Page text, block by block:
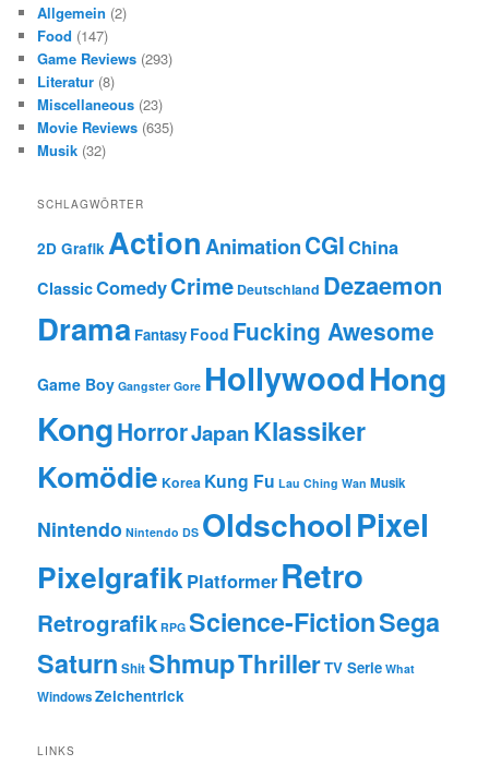
Allgemein (2)
Food (147)
Game Reviews (293)
Literatur (8)
Miscellaneous (23)
Movie Reviews (635)
Musik (32)
SCHLAGWÖRTER
2D GrafikActionAnimationCGIChina
ClassicComedyCrime Deutschland Dezaemon
Drama Fantasy Food Fucking Awesome
Game Boy Gangster Gore HollywoodHong
KongHorrorJapanKlassiker
Komödie Korea Kung Fu Lau Ching Wan Musik
Nintendo Nintendo DS OldschoolPixel
PixelgrafikPlatformer Retro
Retrografik RPG Science-FictionSega
Saturn ShitShmupThrillerTV Serie What
WindowsZeichentrick
LINKS